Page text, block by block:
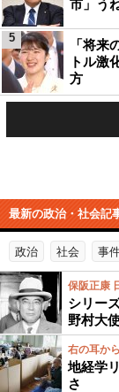
市」う
「将
トル激
方
5
最新の政治・社会記
政治 社会 事
保阪正康
シリー
野村大
右の耳か
地経学
さ